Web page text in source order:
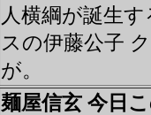
人横綱が誕生
スの伊藤公子
が。
麺屋信玄 今日